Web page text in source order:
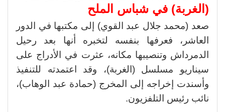
( الغربة) في شباس الملح
صعد (محمد جلال عبد القوي) إلى مكتبها في الدور
العاشر، فعرفها بنفسه لتخبره أنها بعد رحيل
الدمرداش وتنصيبها مكانه، عثرت في الأدراج على
سيناريو مسلسل (الغربة)، وقد اعتمدته للتنفيذ
وأسندت إخراجه إلى المخرج (حمادة عبد الوهاب)،
نائب رئيس التلفزيون.